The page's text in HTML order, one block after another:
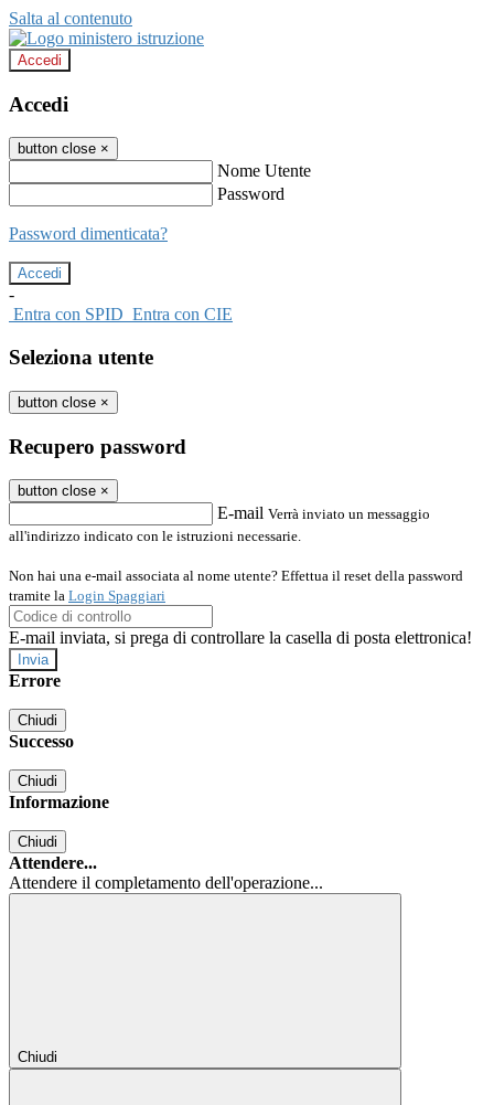
Salta al contenuto
Accedi
Accedi
button close ×
Nome Utente
Password
Password dimenticata?
-
Entra con SPID Entra con CIE
Seleziona utente
button close ×
Recupero password
button close ×
E-mail Verrà inviato un messaggio
all'indirizzo indicato con le istruzioni necessarie.
Non hai una e-mail associata al nome utente? Effettua il reset della password
tramite la Login Spaggiari
E-mail inviata, si prega di controllare la casella di posta elettronica!
Errore
Chiudi
Successo
Chiudi
Informazione
Chiudi
Attendere...
Attendere il completamento dell'operazione...
Chiudi